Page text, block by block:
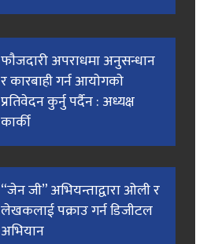
फाैजदारी अपराधमा अनुसन्धान
र कारबाही गर्न आयाेगकाे
प्रतिवेदन कुर्नु पर्दैन : अध्यक्ष
कार्की
“जेन जी” अभियन्ताद्वारा ओली र
लेखकलाई पक्राउ गर्न डिजीटल
अभियान